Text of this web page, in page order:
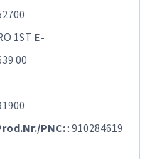
1ST E-
00
PNC:: 910284619